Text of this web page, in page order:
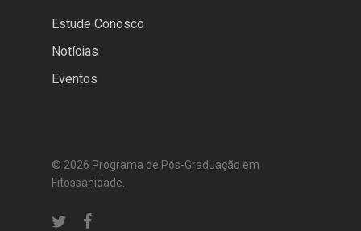
Estude Conosco
Notícias
Eventos
© 2026 Programa de Pós-Graduação em
Fitossanidade.
twitterfacebook